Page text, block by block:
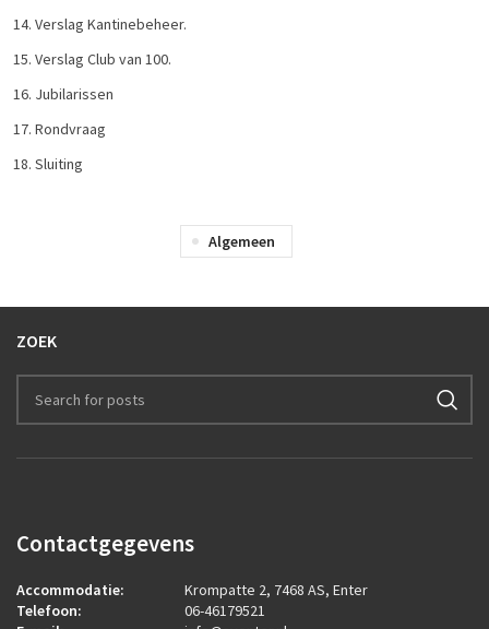
Verslag Kantinebeheer.
Verslag Club van 100.
Jubilarissen
Rondvraag
Sluiting
Algemeen
ZOEK
Contactgegevens
Accommodatie:
Krompatte 2, 7468 AS, Enter
Telefoon:
06-46179521